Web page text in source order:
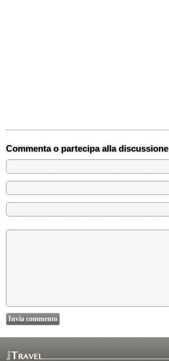
Commenta o partecipa alla discussione